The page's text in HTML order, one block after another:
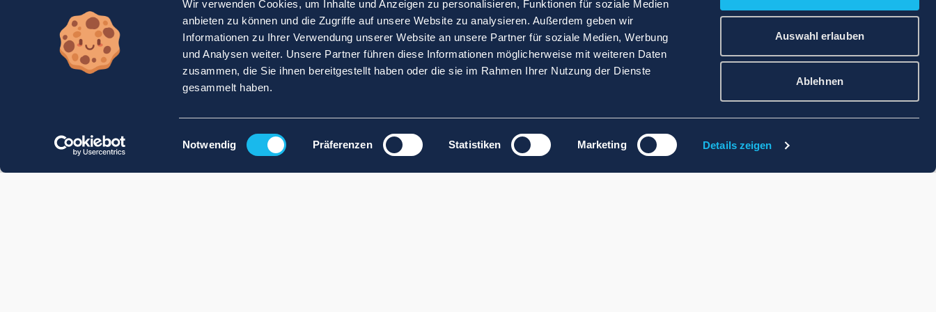
Wir verwenden Cookies, um Inhalte und Anzeigen zu personalisieren, Funktionen für soziale Medien
anbieten zu können und die Zugriffe auf unsere Website zu analysieren. Außerdem geben wir
Informationen zu Ihrer Verwendung unserer Website an unsere Partner für soziale Medien, Werbung
und Analysen weiter. Unsere Partner führen diese Informationen möglicherweise mit weiteren Daten
zusammen, die Sie ihnen bereitgestellt haben oder die sie im Rahmen Ihrer Nutzung der Dienste
gesammelt haben.
Einwilligungsauswahl
Notwendig Präferenzen Statistiken Marketing Details zeigen
Auswahl erlauben
Ablehnen